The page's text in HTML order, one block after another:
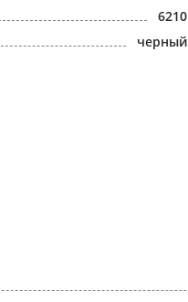
6210
черный